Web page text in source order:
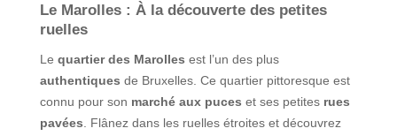
Le Marolles : À la découverte des petites
ruelles
Le quartier des Marolles est l’un des plus
authentiques de Bruxelles. Ce quartier pittoresque est
connu pour son marché aux puces et ses petites rues
pavées . Flânez dans les ruelles étroites et découvrez